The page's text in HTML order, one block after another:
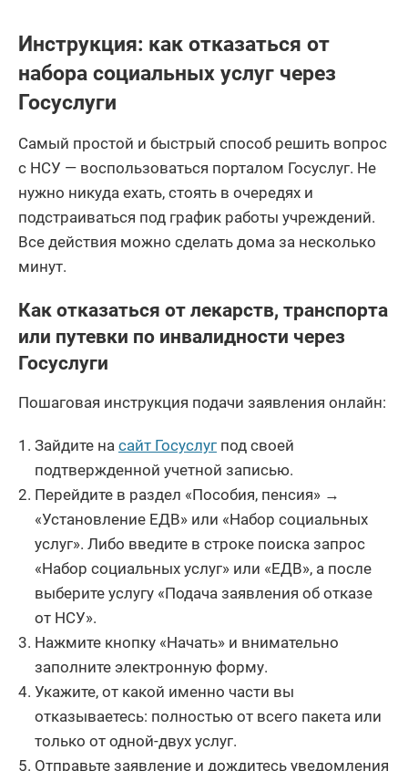
Инструкция: как отказаться от
набора социальных услуг через
Госуслуги
Самый простой и быстрый способ решить вопрос
с НСУ — воспользоваться порталом Госуслуг. Не
нужно никуда ехать, стоять в очередях и
подстраиваться под график работы учреждений.
Все действия можно сделать дома за несколько
минут.
Как отказаться от лекарств, транспорта
или путевки по инвалидности через
Госуслуги
Пошаговая инструкция подачи заявления онлайн:
Зайдите на сайт Госуслуг под своей
подтвержденной учетной записью.
Перейдите в раздел «Пособия, пенсия» →
«Установление ЕДВ» или «Набор социальных
услуг». Либо введите в строке поиска запрос
«Набор социальных услуг» или «ЕДВ», а после
выберите услугу «Подача заявления об отказе
от НСУ».
Нажмите кнопку «Начать» и внимательно
заполните электронную форму.
Укажите, от какой именно части вы
отказываетесь: полностью от всего пакета или
только от одной-двух услуг.
Отправьте заявление и дождитесь уведомления